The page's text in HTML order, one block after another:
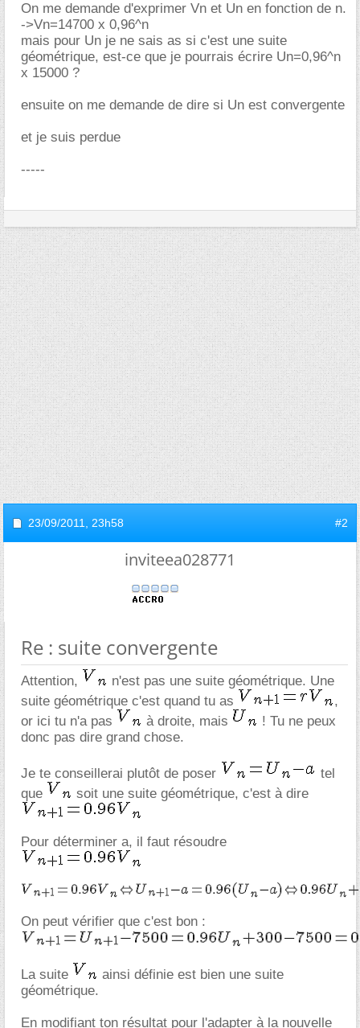
On me demande d'exprimer Vn et Un en fonction de n.
->Vn=14700 x 0,96^n
mais pour Un je ne sais as si c'est une suite
géométrique, est-ce que je pourrais écrire Un=0,96^n
x 15000 ?
ensuite on me demande de dire si Un est convergente
et je suis perdue
-----
23/09/2011, 23h58 #2
inviteea028771
Re : suite convergente
Attention,
n'est pas une suite géométrique. Une
suite géométrique c'est quand tu as
,
or ici tu n'a pas
à droite, mais
! Tu ne peux
donc pas dire grand chose.
Je te conseillerai plutôt de poser
tel
que
soit une suite géométrique, c'est à dire
Pour déterminer a, il faut résoudre
On peut vérifier que c'est bon :
La suite
ainsi définie est bien une suite
géométrique.
En modifiant ton résultat pour l'adapter à la nouvelle